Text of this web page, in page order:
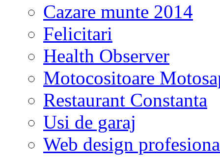
Cazare munte 2014
Felicitari
Health Observer
Motocositoare
Restaurant Constanta
Usi de garaj
Web design